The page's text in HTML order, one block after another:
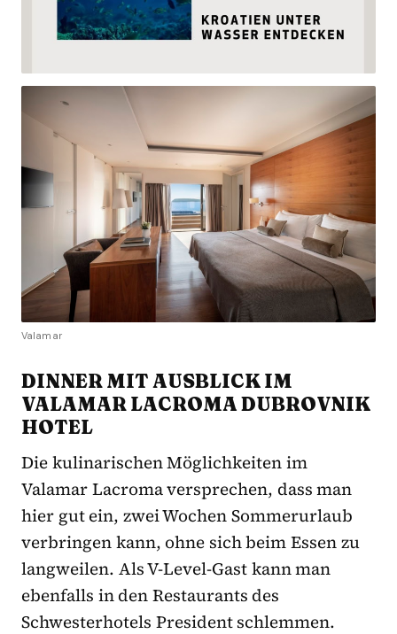
Valamar
DINNER MIT AUSBLICK IM
VALAMAR LACROMA DUBROVNIK
HOTEL
Die kulinarischen Möglichkeiten im
Valamar Lacroma versprechen, dass man
hier gut ein, zwei Wochen Sommerurlaub
verbringen kann, ohne sich beim Essen zu
langweilen. Als V-Level-Gast kann man
ebenfalls in den Restaurants des
Schwesterhotels President schlemmen.